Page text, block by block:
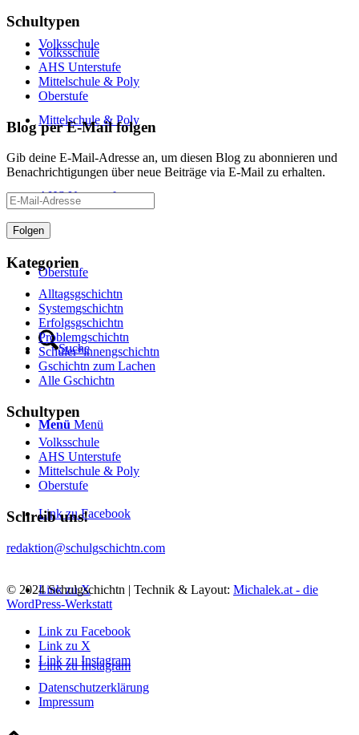
Volksschule
Mittelschule & Poly
AHS Unterstufe
Oberstufe
Suche
Menü Menü
Link zu Facebook
Link zu X
Link zu Instagram
Schultypen
Volksschule
AHS Unterstufe
Mittelschule & Poly
Oberstufe
Blog per E-Mail folgen
Gib deine E-Mail-Adresse an, um diesen Blog zu abonnieren und
Benachrichtigungen über neue Beiträge via E-Mail zu erhalten.
E-
Mail-
Adresse
Folgen
Kategorien
Alltagsgschichtn
Systemgschichtn
Erfolgsgschichtn
Problemgschichtn
Schüler*innengschichtn
Gschichtn zum Lachen
Alle Gschichtn
Schultypen
Volksschule
AHS Unterstufe
Mittelschule & Poly
Oberstufe
Schreib uns!
redaktion@schulgschichtn.com
© 2024 Schulgschichtn | Technik & Layout: Michalek.at - die
WordPress-Werkstatt
Link zu Facebook
Link zu X
Link zu Instagram
Datenschutzerklärung
Impressum